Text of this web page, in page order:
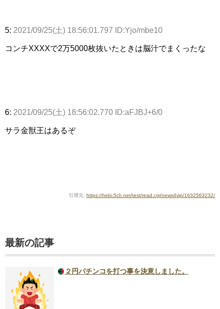
5: 2021/09/25(土) 18:56:01.797 ID:Yjo/mbe10
コンチXXXXで2万5000枚抜いたときは脳汁でまくったな
6: 2021/09/25(土) 18:56:02.770 ID:aFJBJ+6/0
サラ金獣王はあるぞ
引用元: https://hebi.5ch.net/test/read.cgi/news4vip/1632563232/
最新の記事
２円パチンコを打つ事を決意しました。